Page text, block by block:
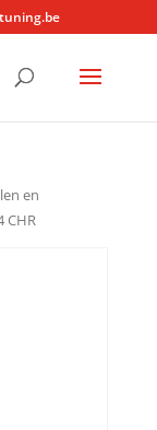
en
CHR